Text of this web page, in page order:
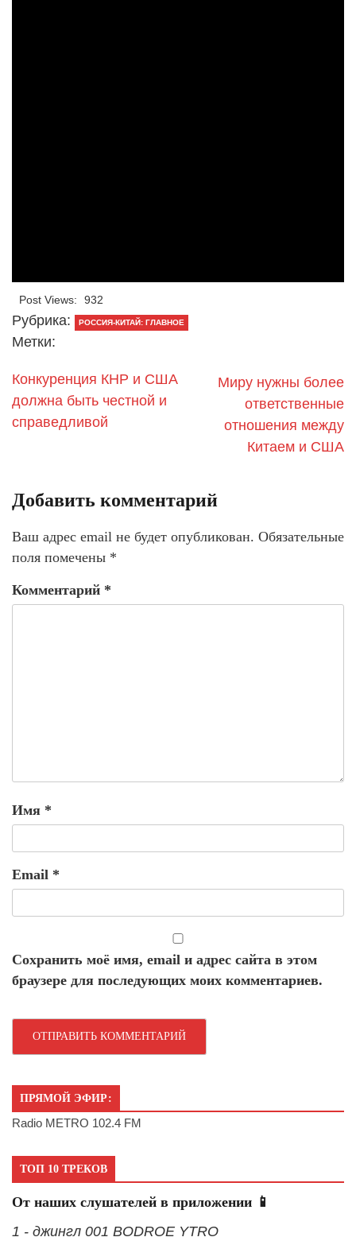
Post Views: 932
Рубрика: РОССИЯ-КИТАЙ: ГЛАВНОЕ
Метки:
Конкуренция КНР и США
должна быть честной и
справедливой
Миру нужны более
ответственные
отношения между
Китаем и США
Добавить комментарий
Ваш адрес email не будет опубликован. Обязательные
поля помечены *
Комментарий *
Имя *
Email *
Сохранить моё имя, email и адрес сайта в этом
браузере для последующих моих комментариев.
ПРЯМОЙ ЭФИР:
Radio METRO 102.4 FM
ТОП 10 ТРЕКОВ
От наших слушателей в приложении 📱
1 - джингл 001 BODROE YTRO